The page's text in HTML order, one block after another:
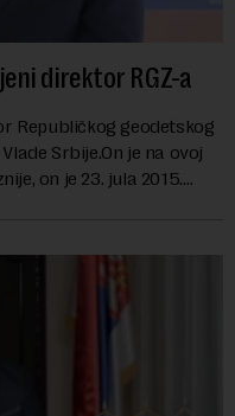
direktor RGZ-a
Republičkog geodetskog
Srbije.On je na ovoj
on je 23. jula 2015.